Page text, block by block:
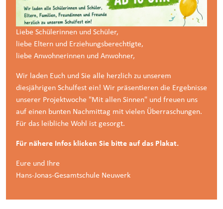
Liebe Schülerinnen und Schüler,
liebe Eltern und Erziehungsberechtigte,
liebe Anwohnerinnen und Anwohner,
Wir laden Euch und Sie alle herzlich zu unserem
diesjährigen Schulfest ein! Wir präsentieren die Ergebnisse
unserer Projektwoche "Mit allen Sinnen" und freuen uns
auf einen bunten Nachmittag mit vielen Überraschungen.
Für das leibliche Wohl ist gesorgt.
Für nähere Infos klicken Sie bitte auf das Plakat.
Eure und Ihre
Hans-Jonas-Gesamtschule Neuwerk